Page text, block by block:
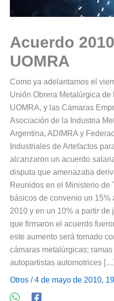
Acuerdo
UOMRA
Como ya adelantamos el
Unión Obrera Metalúrgica
UOMRA, y las Cámaras
Asociación de la Industria
Argentina, ADIMRA y
Industriales de Artefactos
alcanzaron un acuerdo
disputa que amenazaba
Reunidos en el Ministerio de
básicos de convenio un 15%
2010 y en un 10% a partir
que firmaron el acuerdo
este aumento será tomado
cámaras metalúrgicas;
autopartistas automotrices […]
Otros / 4 de mayo de 2010,